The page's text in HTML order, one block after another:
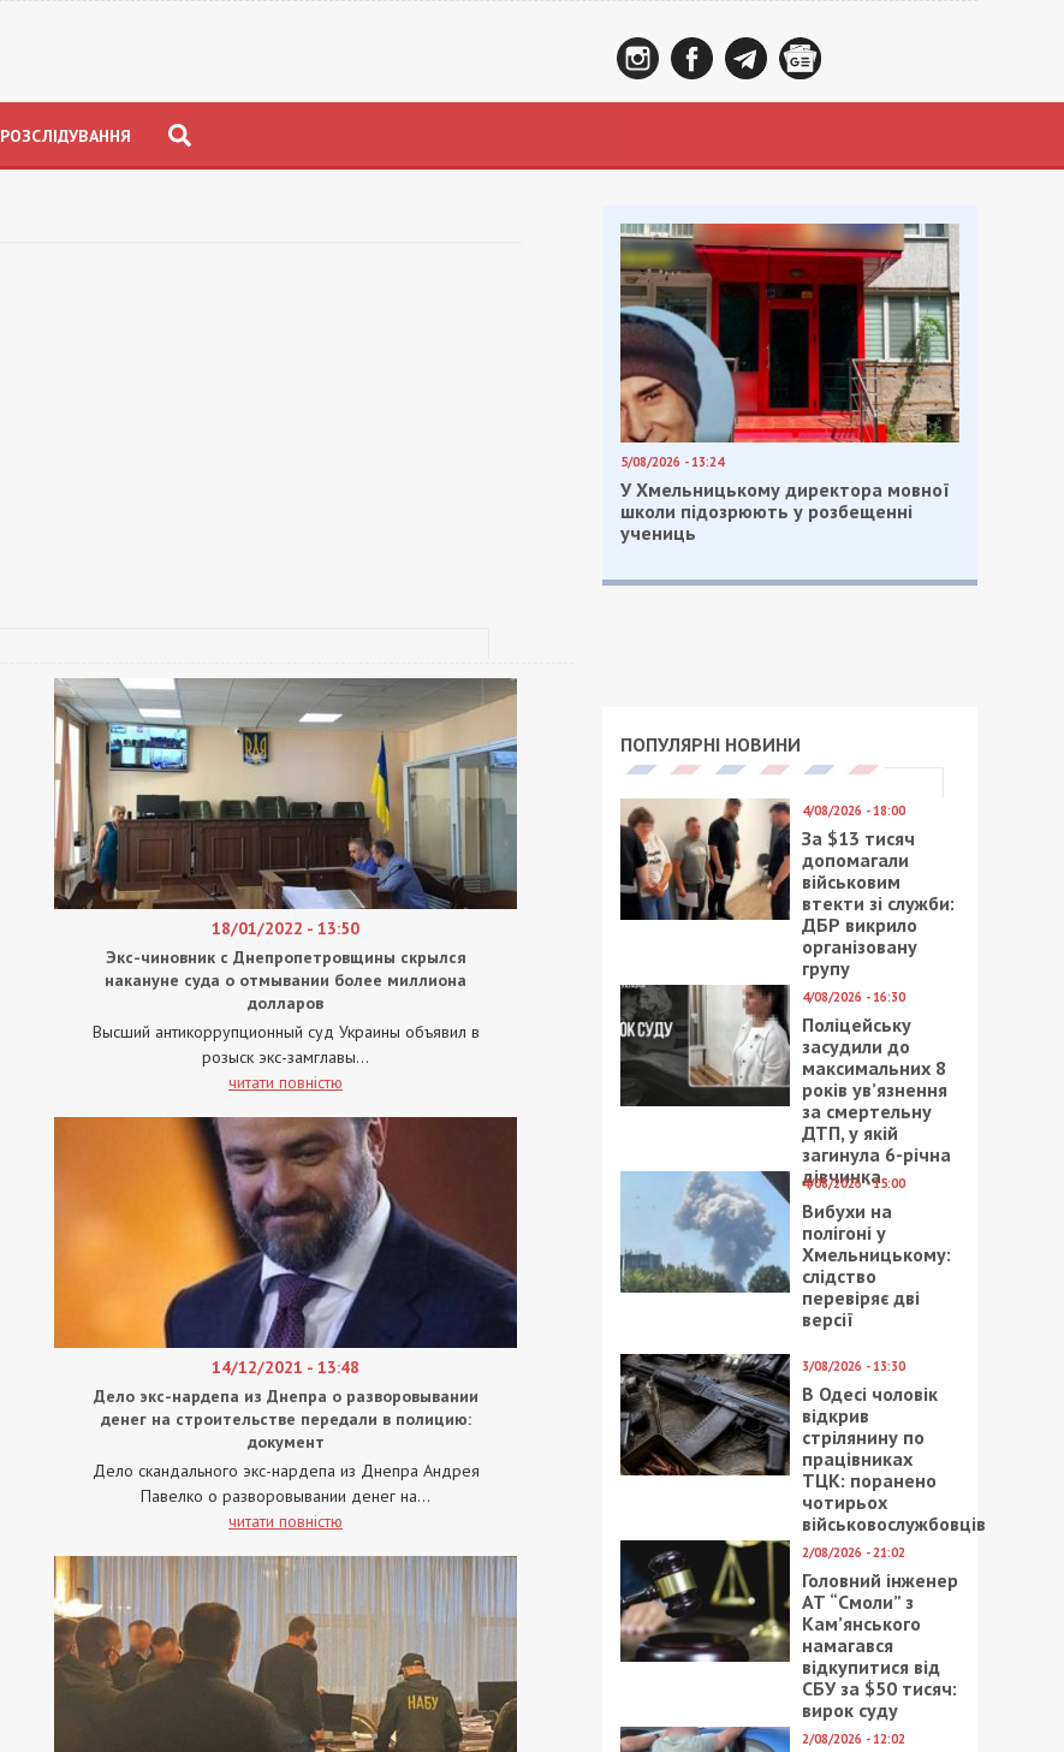
РОЗСЛІДУВАННЯ
18/01/2022 - 13:50
Экс-чиновник с Днепропетровщины скрылся
накануне суда о отмывании более миллиона
долларов
Высший антикоррупционный суд Украины объявил в
розыск экс-замглавы...
читати повністю
14/12/2021 - 13:48
Дело экс-нардепа из Днепра о разворовывании
денег на строительстве передали в полицию:
документ
Дело скандального экс-нардепа из Днепра Андрея
Павелко о разворовывании денег на...
читати повністю
5/08/2026 - 13:24
У Хмельницькому директора мовної
школи підозрюють у розбещенні
учениць
ПОПУЛЯРНІ НОВИНИ
4/08/2026 - 18:00
За $13 тисяч
допомагали
військовим
втекти зі служби:
ДБР викрило
організовану
групу
4/08/2026 - 16:30
Поліцейську
засудили до
максимальних 8
років ув’язнення
за смертельну
ДТП, у якій
загинула 6-річна
дівчинка
4/08/2026 - 15:00
Вибухи на
полігоні у
Хмельницькому:
слідство
перевіряє дві
версії
3/08/2026 - 13:30
В Одесі чоловік
відкрив
стрілянину по
працівниках
ТЦК: поранено
чотирьох
військовослужбовців
2/08/2026 - 21:02
Головний інженер
АТ “Смоли” з
Кам’янського
намагався
відкупитися від
СБУ за $50 тисяч:
вирок суду
2/08/2026 - 12:02